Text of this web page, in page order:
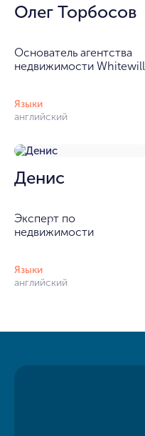
Олег Торбосов
Основатель агентства
недвижимости Whitewill
Языки
английский
Денис
Эксперт по
недвижимости
Языки
английский